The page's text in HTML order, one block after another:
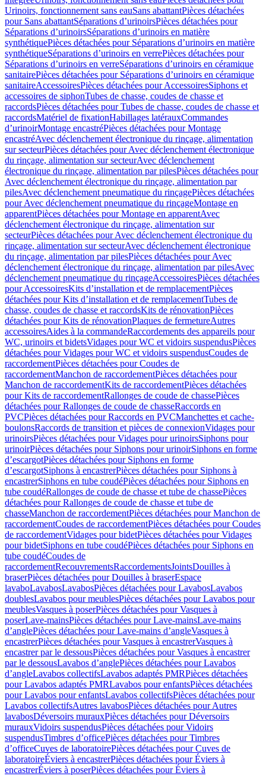
Urinoirs, fonctionnement sans eauSans abattantPièces détachées
pour Sans abattantSéparations d’urinoirsPièces détachées pour
Séparations d’urinoirsSéparations d’urinoirs en matière
synthétiquePièces détachées pour Séparations d’urinoirs en matière
synthétiqueSéparations d’urinoirs en verrePièces détachées pour
Séparations d’urinoirs en verreSéparations d’urinoirs en céramique
sanitairePièces détachées pour Séparations d’urinoirs en céramique
sanitaireAccessoiresPièces détachées pour AccessoiresSiphons et
accessoires de siphonTubes de chasse, coudes de chasse et
raccordsPièces détachées pour Tubes de chasse, coudes de chasse et
raccordsMatériel de fixationHabillages latérauxCommandes
dʼurinoirMontage encastréPièces détachées pour Montage
encastréAvec déclenchement électronique du rinçage, alimentation
sur secteurPièces détachées pour Avec déclenchement électronique
du rinçage, alimentation sur secteurAvec déclenchement
électronique du rinçage, alimentation par pilesPièces détachées pour
Avec déclenchement électronique du rinçage, alimentation par
pilesAvec déclenchement pneumatique du rinçagePièces détachées
pour Avec déclenchement pneumatique du rinçageMontage en
apparentPièces détachées pour Montage en apparentAvec
déclenchement électronique du rinçage, alimentation sur
secteurPièces détachées pour Avec déclenchement électronique du
rinçage, alimentation sur secteurAvec déclenchement électronique
du rinçage, alimentation par pilesPièces détachées pour Avec
déclenchement électronique du rinçage, alimentation par pilesAvec
déclenchement pneumatique du rinçageAccessoiresPièces détachées
pour AccessoiresKits d’installation et de remplacementPièces
détachées pour Kits d’installation et de remplacementTubes de
chasse, coudes de chasse et raccordsKits de rénovationPièces
détachées pour Kits de rénovationPlaques de fermetureAutres
accessoiresAides à la commandeRaccordements des appareils pour
WC, urinoirs et bidetsVidages pour WC et vidoirs suspendusPièces
détachées pour Vidages pour WC et vidoirs suspendusCoudes de
raccordementPièces détachées pour Coudes de
raccordementManchon de raccordementPièces détachées pour
Manchon de raccordementKits de raccordementPièces détachées
pour Kits de raccordementRallonges de coude de chassePièces
détachées pour Rallonges de coude de chasseRaccords en
PVCPièces détachées pour Raccords en PVCManchettes et cache-
boulonsRaccords de transition et pièces de connexionVidages pour
urinoirsPièces détachées pour Vidages pour urinoirsSiphons pour
urinoirPièces détachées pour Siphons pour urinoirSiphons en forme
d’escargotPièces détachées pour Siphons en forme
d’escargotSiphons à encastrerPièces détachées pour Siphons à
encastrerSiphons en tube coudéPièces détachées pour Siphons en
tube coudéRallonges de coude de chasse et tube de chassePièces
détachées pour Rallonges de coude de chasse et tube de
chasseManchon de raccordementPièces détachées pour Manchon de
raccordementCoudes de raccordementPièces détachées pour Coudes
de raccordementVidages pour bidetPièces détachées pour Vidages
pour bidetSiphons en tube coudéPièces détachées pour Siphons en
tube coudéCoudes de
raccordementRecouvrementsRaccordementsJointsDouilles à
braserPièces détachées pour Douilles à braserEspace
lavaboLavabosLavabosPièces détachées pour LavabosLavabos
doublesLavabos pour meublesPièces détachées pour Lavabos pour
meublesVasques à poserPièces détachées pour Vasques à
poserLave-mainsPièces détachées pour Lave-mainsLave-mains
d’anglePièces détachées pour Lave-mains d’angleVasques à
encastrerPièces détachées pour Vasques à encastrerVasques à
encastrer par le dessousPièces détachées pour Vasques à encastrer
par le dessousLavabos d’anglePièces détachées pour Lavabos
d’angleLavabos collectifsLavabos adaptés PMRPièces détachées
pour Lavabos adaptés PMRLavabos pour enfantsPièces détachées
pour Lavabos pour enfantsLavabos collectifsPièces détachées pour
Lavabos collectifsAutres lavabosPièces détachées pour Autres
lavabosDéversoirs murauxPièces détachées pour Déversoirs
murauxVidoirs suspendusPièces détachées pour Vidoirs
suspendusTimbres dʼofficePièces détachées pour Timbres
dʼofficeCuves de laboratoirePièces détachées pour Cuves de
laboratoireÉviers à encastrerPièces détachées pour Éviers à
encastrerÉviers à poserPièces détachées pour Éviers à